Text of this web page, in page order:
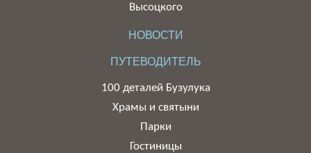
Высоцкого
НОВОСТИ
ПУТЕВОДИТЕЛЬ
100 деталей Бузулука
Храмы и святыни
Парки
Гостиницы